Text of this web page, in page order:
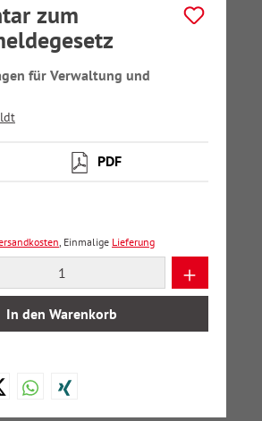
zum
für Verwaltung und
PDF
, Einmalige Lieferung
Gib den gewünschten
In den Warenkorb